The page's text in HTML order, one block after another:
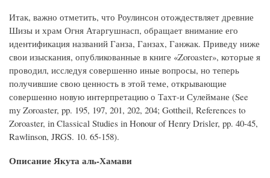
Итак, важно отметить, что Роулинсон отождествляет древние
Шизы и храм Огня Атаргушнасп, обращает внимание его
идентификация названий Ганза, Ганзах, Ганжак. Приведу ниже
свои изыскания, опубликованные в книге «Zoroaster», которые я
проводил, исследуя совершенно иные вопросы, но теперь
получившие свою ценность в этой теме, открывающие
совершенно новую интерпретацию о Тахт-и Сулеймане (See
my Zoroaster, pp. 195, 197, 201, 202, 204; Gottheil, References to
Zoroaster, in Classical Studies in Honour of Henry Drisler, pp. 40-45,
Rawlinson, JRGS. 10. 65-158).
Описание Якута аль-Хамави